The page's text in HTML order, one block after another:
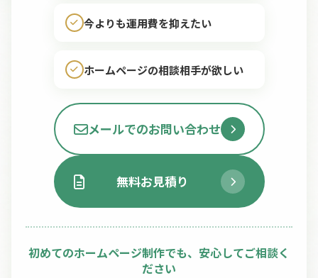
今よりも運用費を抑えたい
ホームページの相談相手が欲しい
メールでのお問い合わせ
無料お見積り
初めてのホームページ制作でも、安心してご相談く
ださい